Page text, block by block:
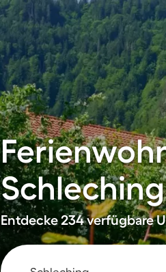
Schleching
Entdecke 234 verfügbare